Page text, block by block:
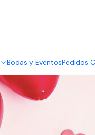
Bodas y EventosPedidos